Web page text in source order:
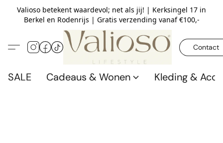
Valioso betekent waardevol; net als jij! | Kerksingel 17 in
Berkel en Rodenrijs | Gratis verzending vanaf €100,-
Contact
SALE Cadeaus & Wonen Kleding &